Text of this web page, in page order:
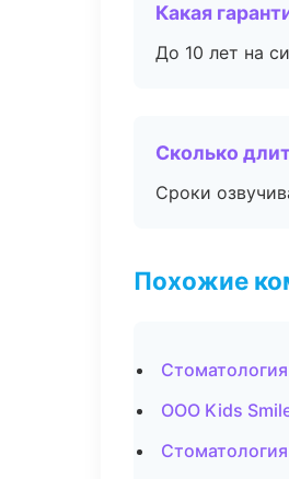
Какая
До 10 лет на
Сколько
Сроки
Похожие
ООО Kids